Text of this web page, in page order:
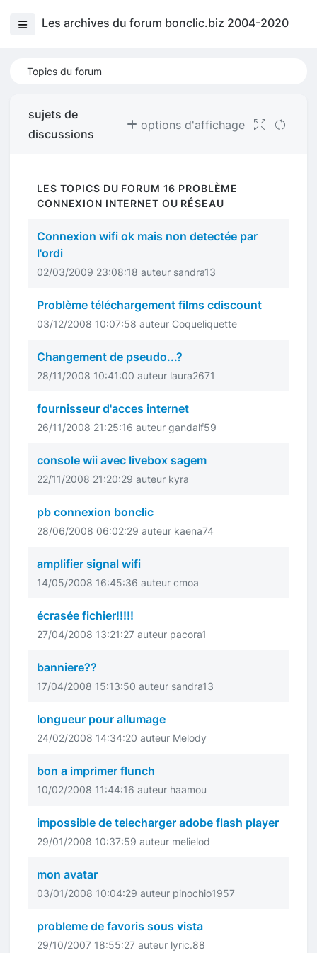
Les archives du forum bonclic.biz 2004-2020
Topics du forum
sujets de
discussions
options d'affichage
LES TOPICS DU FORUM 16 PROBLÈME
CONNEXION INTERNET OU RÉSEAU
Connexion wifi ok mais non detectée par
l'ordi
02/03/2009 23:08:18 auteur sandra13
Problème téléchargement films cdiscount
03/12/2008 10:07:58 auteur Coqueliquette
Changement de pseudo...?
28/11/2008 10:41:00 auteur laura2671
fournisseur d'acces internet
26/11/2008 21:25:16 auteur gandalf59
console wii avec livebox sagem
22/11/2008 21:20:29 auteur kyra
pb connexion bonclic
28/06/2008 06:02:29 auteur kaena74
amplifier signal wifi
14/05/2008 16:45:36 auteur cmoa
écrasée fichier!!!!!
27/04/2008 13:21:27 auteur pacora1
banniere??
17/04/2008 15:13:50 auteur sandra13
longueur pour allumage
24/02/2008 14:34:20 auteur Melody
bon a imprimer flunch
10/02/2008 11:44:16 auteur haamou
impossible de telecharger adobe flash player
29/01/2008 10:37:59 auteur melielod
mon avatar
03/01/2008 10:04:29 auteur pinochio1957
probleme de favoris sous vista
29/10/2007 18:55:27 auteur lyric.88